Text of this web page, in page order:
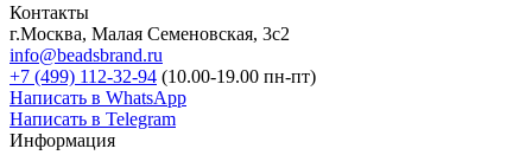
Контакты
г.Москва, Малая Семеновская, 3с2
info@beadsbrand.ru
+7 (499) 112-32-94 (10.00-19.00 пн-пт)
Написать в WhatsApp
Написать в Telegram
Информация